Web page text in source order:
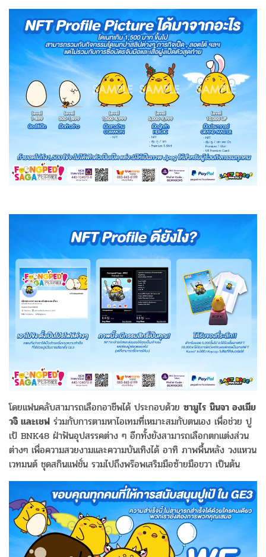
โดยแฟนคลับสามารถเลือกอาชีพได้ ประกอบด้วย ซามูไร นินจา องเมีย
วจิ และเชฟ ร่วมกับการตามหาไอเทมที่เหมาะสมกับตนเอง เพื่อช่วย ปู
เป้ BNK48 ฝ่าฟันอุปสรรคต่าง ๆ อีกทั้งยังสามารถเลือกตกแต่งส่วน
ต่างๆ เพื่อความสวยงามและความบันเทิงได้ อาทิ ภาพพื้นหลัง วงแหวน
เวทมนต์ ชุดสกินแฟชั่น รวมไปถึงพร๊อพเสริมมือซ้ายมือขวา เป็นต้น